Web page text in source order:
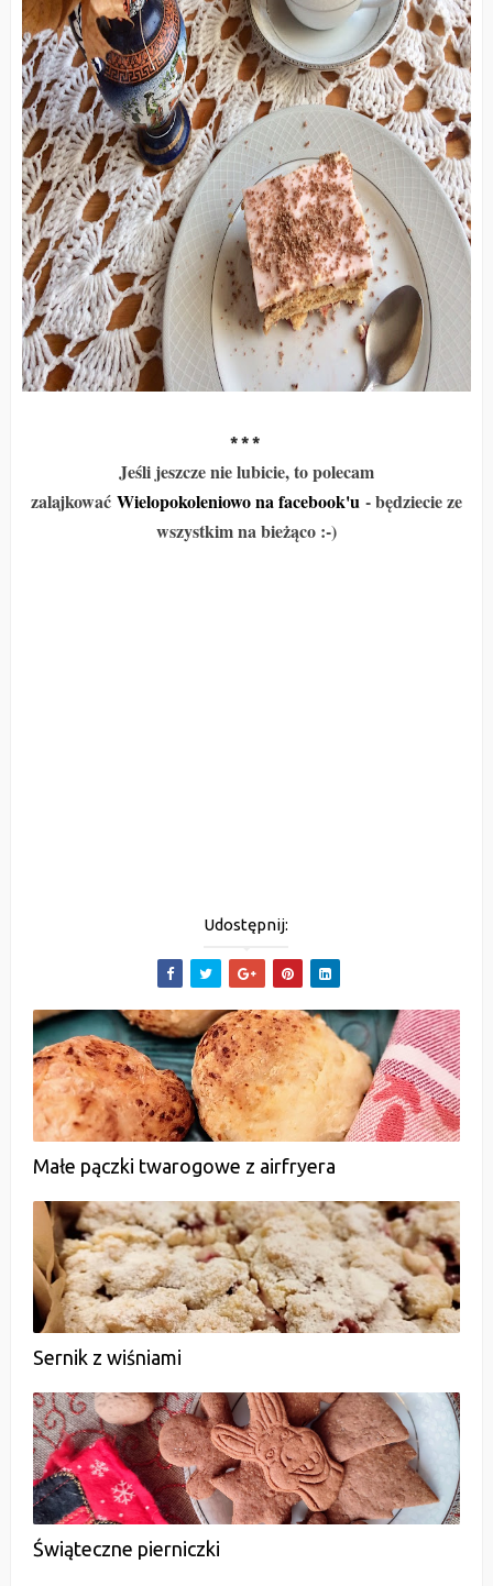
* * *
Jeśli jeszcze nie lubicie, to polecam
zalajkować Wielopokoleniowo na facebook'u - będziecie ze
wszystkim na bieżąco :-)
Udostępnij:
Małe pączki twarogowe z airfryera
Sernik z wiśniami
Świąteczne pierniczki